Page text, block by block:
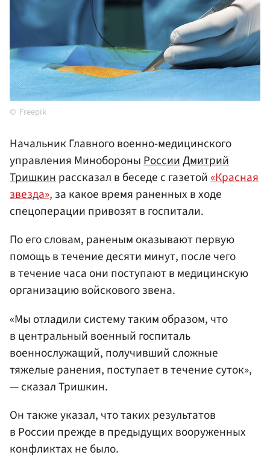
Freepik
Начальник Главного военно-медицинского
управления МинобороныРоссииДмитрий
Тришкинрассказал в беседе с газетой«Красная
звезда», за какое время раненных в ходе
спецоперации привозят в госпитали.
По его словам, раненым оказывают первую
помощь в течение десяти минут, после чего
в течение часа они поступают в медицинскую
организацию войскового звена.
«Мы отладили систему таким образом, что
в центральный военный госпиталь
военнослужащий, получивший сложные
тяжелые ранения, поступает в течение суток»,
— сказал Тришкин.
Он также указал, что таких результатов
в России прежде в предыдущих вооруженных
конфликтах не было.